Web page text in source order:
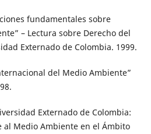
fundamentales sobre
– Lectura sobre Derecho del
Externado de Colombia. 1999.
del Medio Ambiente”
Externado de Colombia:
al Medio Ambiente en el Ámbito